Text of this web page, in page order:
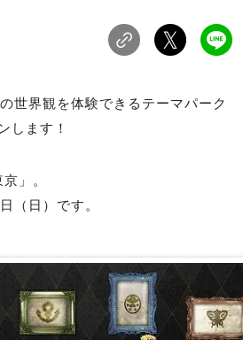
世界観を体験できるテーマパーク
します！
」。
（日）です。